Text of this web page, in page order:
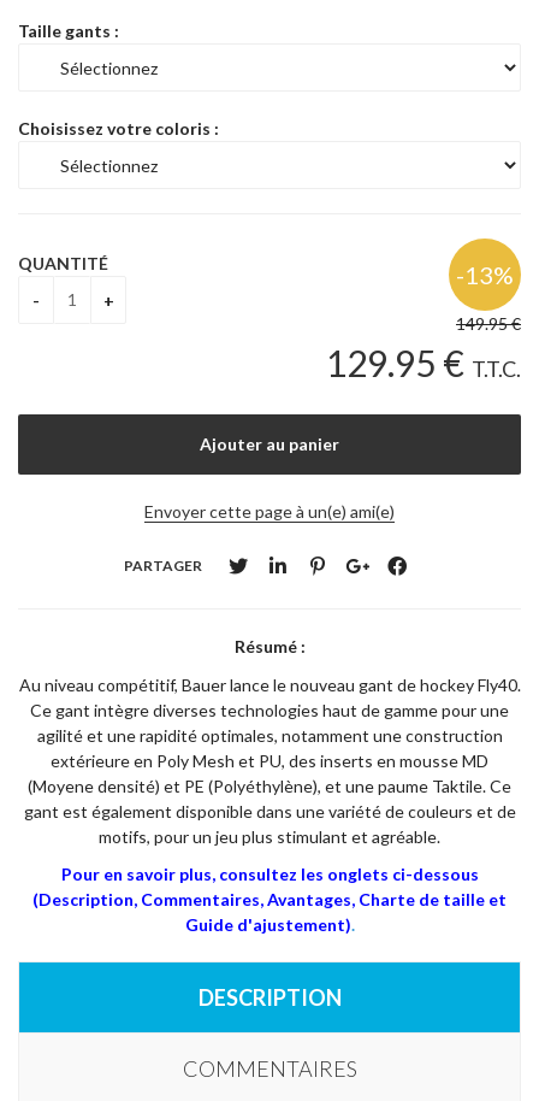
Taille gants :
Choisissez votre coloris :
149.95€
129.95 € T.T.C.
QUANTITÉ
Envoyer cette page à un(e) ami(e)
PARTAGER
Résumé :
Au niveau compétitif, Bauer lance le nouveau gant de hockey Fly40.
Ce gant intègre diverses technologies haut de gamme pour une
agilité et une rapidité optimales, notamment une construction
extérieure en Poly Mesh et PU, des inserts en mousse MD
(Moyene densité) et PE (Polyéthylène), et une paume Taktile. Ce
gant est également disponible dans une variété de couleurs et de
motifs, pour un jeu plus stimulant et agréable.
Pour en savoir plus, consultez les onglets ci-dessous
(Description, Commentaires, Avantages, Charte de taille et
Guide d'ajustement).
DESCRIPTION
COMMENTAIRES